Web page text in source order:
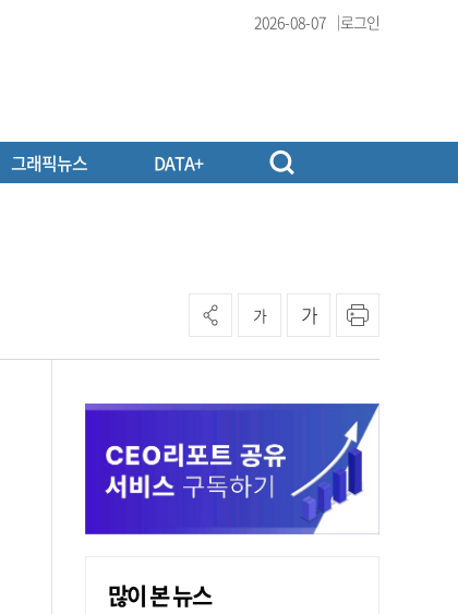
2026-08-07 로그인
그래픽뉴스 DATA+
가 가
많이 본 뉴스